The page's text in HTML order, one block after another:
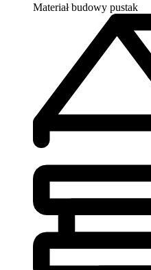
Materiał budowy pustak